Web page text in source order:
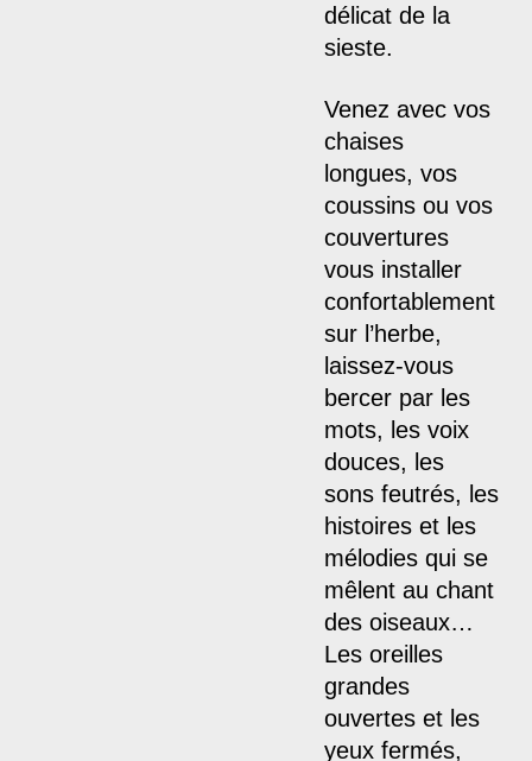
délicat de la
sieste.
Venez avec vos
chaises
longues, vos
coussins ou vos
couvertures
vous installer
confortablement
sur l’herbe,
laissez-vous
bercer par les
mots, les voix
douces, les
sons feutrés, les
histoires et les
mélodies qui se
mêlent au chant
des oiseaux…
Les oreilles
grandes
ouvertes et les
yeux fermés,